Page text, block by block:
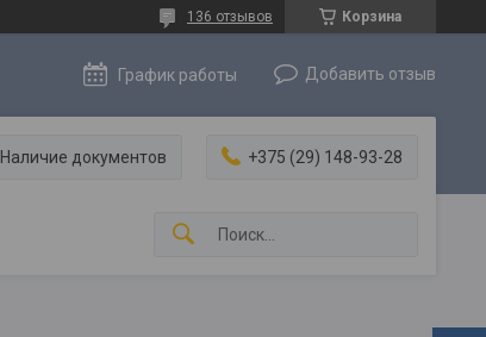
Корзина
136 отзывов
График работы Добавить отзыв
Наличие документов +375 (29) 148-93-28